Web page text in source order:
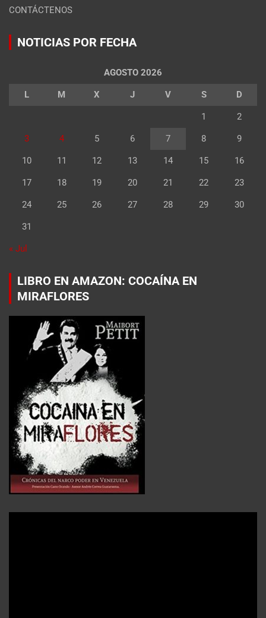
CONTÁCTENOS
NOTICIAS POR FECHA
AGOSTO 2026
L M X J V S D
1 2
3 4 5 6 7 8 9
10 11 12 13 14 15 16
17 18 19 20 21 22 23
24 25 26 27 28 29 30
31
« Jul
LIBRO EN AMAZON: COCAÍNA EN
MIRAFLORES